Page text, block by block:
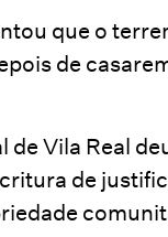
que o
de
Vila Real
de